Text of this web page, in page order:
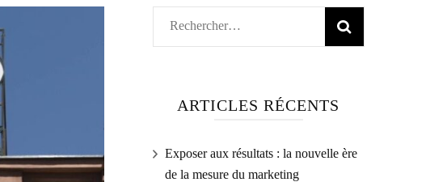
Rechercher :
ARTICLES RÉCENTS
Exposer aux résultats : la nouvelle ère
de la mesure du marketing